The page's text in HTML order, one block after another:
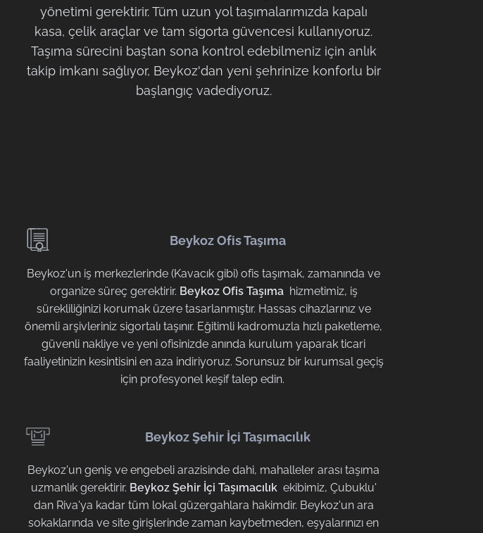
yönetimi gerektirir. Tüm uzun yol taşımalarımızda kapalı
kasa, çelik araçlar ve tam sigorta güvencesi kullanıyoruz.
Taşıma sürecini baştan sona kontrol edebilmeniz için anlık
takip imkanı sağlıyor, Beykoz'dan yeni şehrinize konforlu bir
başlangıç vadediyoruz.
Beykoz Ofis Taşıma
Beykoz'un iş merkezlerinde (Kavacık gibi) ofis taşımak, zamanında ve
organize süreç gerektirir. Beykoz Ofis Taşımahizmetimiz, iş
sürekliliğinizi korumak üzere tasarlanmıştır. Hassas cihazlarınız ve
önemli arşivleriniz sigortalı taşınır. Eğitimli kadromuzla hızlı paketleme,
güvenli nakliye ve yeni ofisinizde anında kurulum yaparak ticari
faaliyetinizin kesintisini en aza indiriyoruz. Sorunsuz bir kurumsal geçiş
için profesyonel keşif talep edin.
Beykoz Şehir İçi Taşımacılık
Beykoz'un geniş ve engebeli arazisinde dahi, mahalleler arası taşıma
uzmanlık gerektirir. Beykoz Şehir İçi Taşımacılıkekibimiz, Çubuklu'
dan Riva'ya kadar tüm lokal güzergahlara hakimdir. Beykoz'un ara
sokaklarında ve site girişlerinde zaman kaybetmeden, eşyalarınızı en